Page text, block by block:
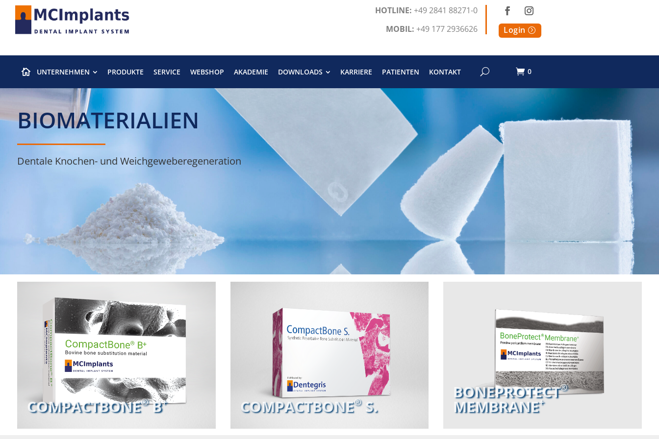
HOTLINE: +49 2841 88271-0
MOBIL: +49 177 2936626 Login
 UNTERNEHMEN PRODUKTE SERVICE WEBSHOP AKADEMIE DOWNLOADS KARRIERE PATIENTEN KONTAKT 0
BIOMATERIALIEN
Dentale Knochen- und Weichgeweberegeneration
COMPACTBONE®B+
COMPACTBONE®B+ COMPACTBONE®S.
COMPACTBONE®S.
BONEPROTECT®
MEMBRANE+
BONEPROTECT®
MEMBRANE+